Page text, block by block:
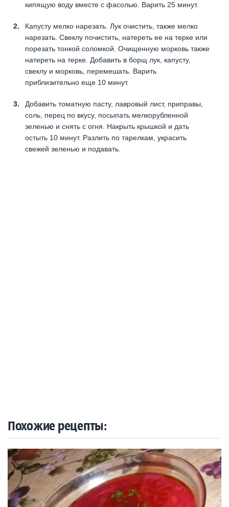
кипящую воду вместе с фасолью. Варить 25 минут.
Капусту мелко нарезать. Лук очистить, также мелко
нарезать. Свеклу почистить, натереть ее на терке или
порезать тонкой соломкой. Очищенную морковь также
натереть на терке. Добавить в борщ лук, капусту,
свеклу и морковь, перемешать. Варить
приблизительно еще 10 минут.
Добавить томатную пасту, лавровый лист, приправы,
соль, перец по вкусу, посыпать мелкорубленной
зеленью и снять с огня. Накрыть крышкой и дать
остыть 10 минут. Разлить по тарелкам, украсить
свежей зеленью и подавать.
Похожие рецепты: